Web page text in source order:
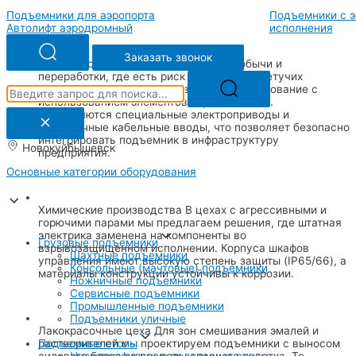
Подъемники для аэропорта
Автолифт аэродромный
Подъемники с
исполнения
Заказать звонок
Новокуйбышевск
Основные категории оборудования
Грузовые подъемники
Шахтные подъемники
Консольные (мачтовые) подъемники
Ножничные подъемники
Сервисные подъемники
Промышленные подъемники
Подъемники уличные
Подъемные столы
Нефтегазовая отрасльНа объектах добычи и
переработки, где есть риск присутствия летучих
углеводородов, мы устанавливаем оборудование с
использованием элементов взрывозащиты.
Применяются специальные электроприводы и
герметичные кабельные вводы, что позволяет безопасно
интегрировать подъемник в инфраструктуру
предприятия.
Химические производства В цехах с агрессивными и
горючими парами мы предлагаем решения, где штатная
электрика заменена на компоненты во
взрывозащищенном исполнении. Корпуса шкафов
управления имеют высокую степень защиты (IP65/66), а
материалы конструкции устойчивы к коррозии.
Лакокрасочные цеха Для зон смешивания эмалей и
растворителей мы проектируем подъемники с выносом